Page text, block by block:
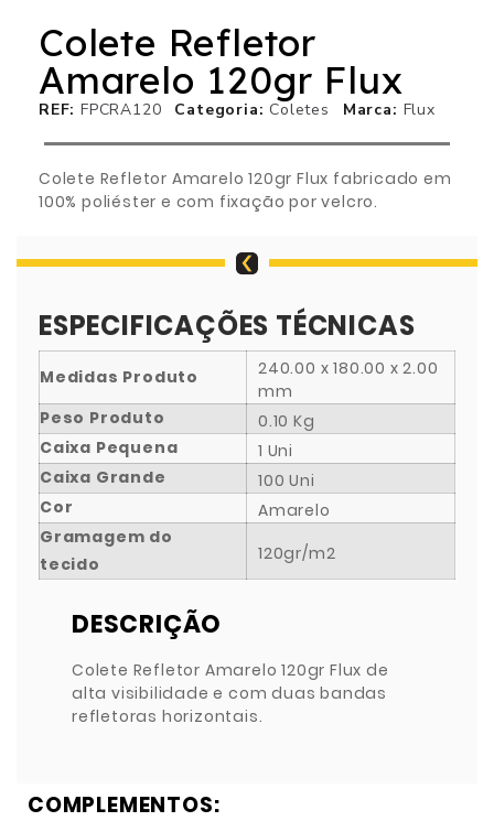
Colete Refletor
Amarelo 120gr Flux
REF FPCRA120 Categoria Coletes Marca Flux
Colete Refletor Amarelo 120gr Flux fabricado em
100% poliéster e com fixação por velcro.
ESPECIFICAÇÕES TÉCNICAS
Medidas Produto
240.00 x 180.00 x 2.00
mm
Peso Produto
0.10 Kg
Caixa Pequena
1 Uni
Caixa Grande
100 Uni
Cor
Amarelo
Gramagem do
tecido
120gr/m2
DESCRIÇÃO
Colete Refletor Amarelo 120gr Flux de
alta visibilidade e com duas bandas
refletoras horizontais.
COMPLEMENTOS: